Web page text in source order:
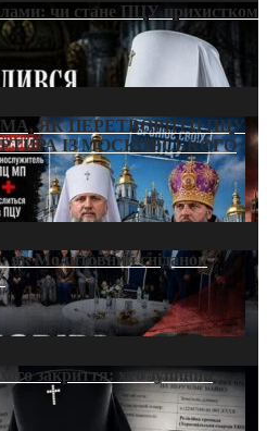
чи стане ПЦУ прихистком
ЯК ПЕРЕТВОРИТИ ПЦУ
ІЗ МОСКОВСЬКОГО
як Молитовний сніданок
закриття: хто зупинив